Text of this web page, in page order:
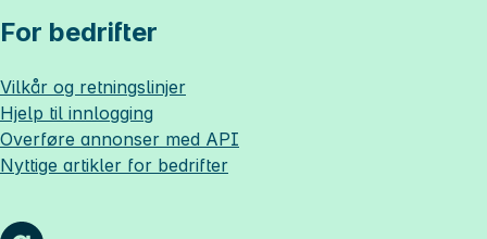
For bedrifter
Vilkår og retningslinjer
Hjelp til innlogging
Overføre annonser med API
Nyttige artikler for bedrifter